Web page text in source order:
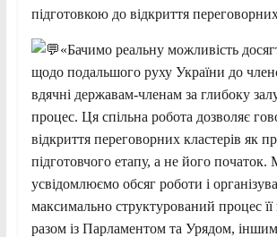
підготовкою до відкриття
«Бачимо реальну можливість
щодо подальшого руху України до
вдячні державам-членам за глибоку
процес. Ця спільна робота дозволяє
відкриття переговорних кластерів як
підготовчого етапу, а не його початок.
усвідомлюємо обсяг роботи і
максимально структурований процес
разом із Парламентом та Урядом,